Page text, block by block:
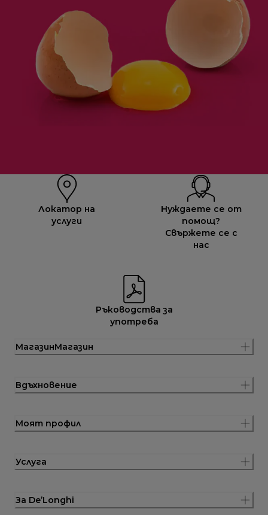
Локатор на
услуги
Нуждаете се от
помощ?
Свържете се с
нас
Ръководства за
употреба
МагазинМагазин
Вдъхновение
Моят профил
Услуга
За De’Longhi